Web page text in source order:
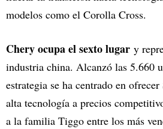
modelos como el Corolla Cross.
Chery ocupa el sexto lugar y
industria china. Alcanzó las 5.660
estrategia se ha centrado en
alta tecnología a precios
a la familia Tiggo entre los más